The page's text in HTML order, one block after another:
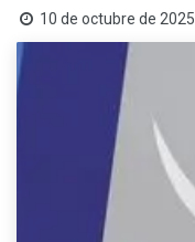
10 de octubre de 2025